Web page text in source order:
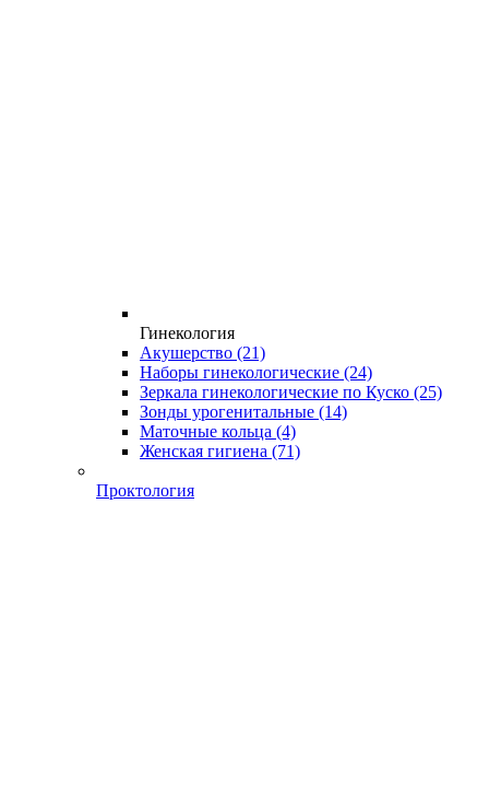
Гинекология
Акушерство (21)
Наборы гинекологические (24)
Зеркала гинекологические по Куско (25)
Зонды урогенитальные (14)
Маточные кольца (4)
Женская гигиена (71)
Проктология